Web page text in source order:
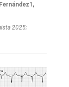
2025;